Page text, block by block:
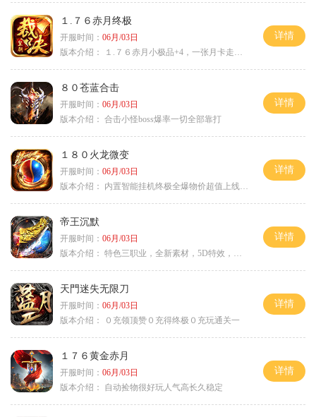
１.７６赤月终极
开服时间： 06月/03日
版本介绍：
１.７６赤月小极品+4，一张月卡走天涯c
详情
８０苍蓝合击
开服时间： 06月/03日
版本介绍： 合击小怪boss爆率一切全部靠打
详情
１８０火龙微变
开服时间： 06月/03日
版本介绍：
内置智能挂机终极全爆物价超值上线送神器
详情
帝王沉默
开服时间： 06月/03日
版本介绍： 特色三职业，全新素材，5D特效，不卡图
详情
天門迷失无限刀
开服时间： 06月/03日
版本介绍：
０充领顶赞０充得终极０充玩通关一
详情
１７６黄金赤月
开服时间： 06月/03日
版本介绍：
自动捡物很好玩人气高长久稳定
详情